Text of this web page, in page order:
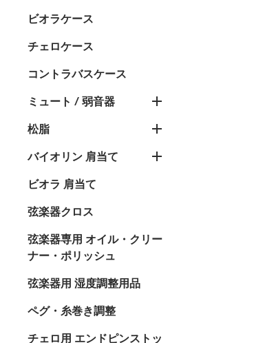
ビオラケース
チェロケース
コントラバスケース
ミュート / 弱音器
松脂
バイオリン 肩当て
ビオラ 肩当て
弦楽器クロス
弦楽器専用 オイル・クリー
ナー・ポリッシュ
弦楽器用 湿度調整用品
ペグ・糸巻き調整
チェロ用 エンドピンストッ